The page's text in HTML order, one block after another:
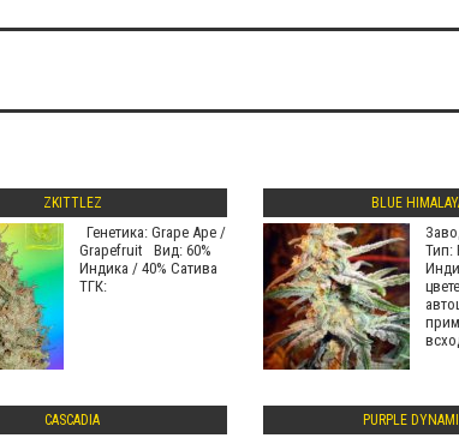
ZKITTLEZ
Генетика: Grape Ape /
Grapefruit Вид: 60%
Индика / 40% Сатива
ТГК:
BLUE
Тип:
CASCADIA PURPLE